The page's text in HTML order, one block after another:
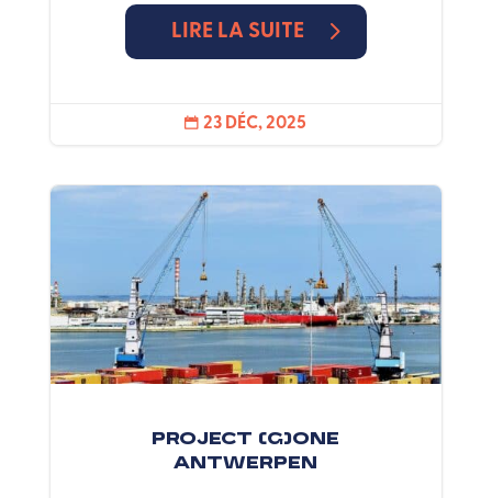
LIRE LA SUITE
 23 DÉC, 2025
Project (g)one
Antwerpen